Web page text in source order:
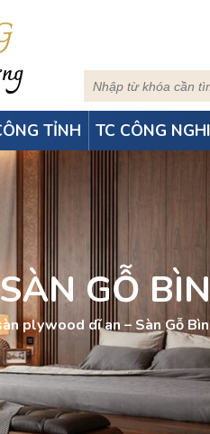
TỈNH TC CÔNG
GỖ
plywood dĩ an – Sàn Gỗ